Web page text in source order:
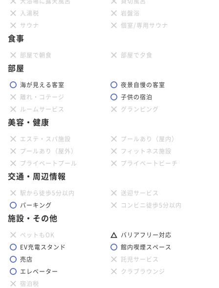
入湯税
岩盤浴
サウナ
個室/専用サウナ
食事
部屋で朝食 部屋で夕食
部屋
海が見える客室
夜景自慢の客室
離れ・コテージ
子供の宿泊
ルームサービス
グランピング
美容・健康
エステ・スパ施設
プールあり（屋内）
プールあり（屋外）
フィットネス施設
プライベートプール
プライベートビーチ
交通・周辺情報
駅から徒歩5分以内
送迎サービス
パーキング
コンビニ徒歩5分以内
施設・その他
ペットもOK
バリアフリー対応
EV充電スタンド
館内喫煙スペース
売店
託児サービス
エレベーター
クラブラウンジ
宿泊税